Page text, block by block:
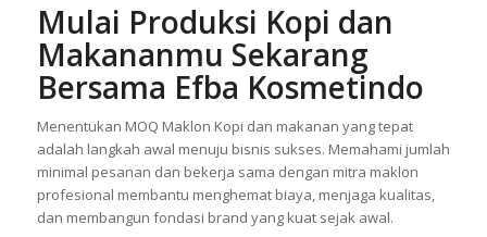
Mulai Produksi Kopi dan
Makananmu Sekarang
Bersama Efba Kosmetindo
Menentukan MOQ Maklon Kopi dan makanan yang tepat
adalah langkah awal menuju bisnis sukses. Memahami jumlah
minimal pesanan dan bekerja sama dengan mitra maklon
profesional membantu menghemat biaya, menjaga kualitas,
dan membangun fondasi brand yang kuat sejak awal.